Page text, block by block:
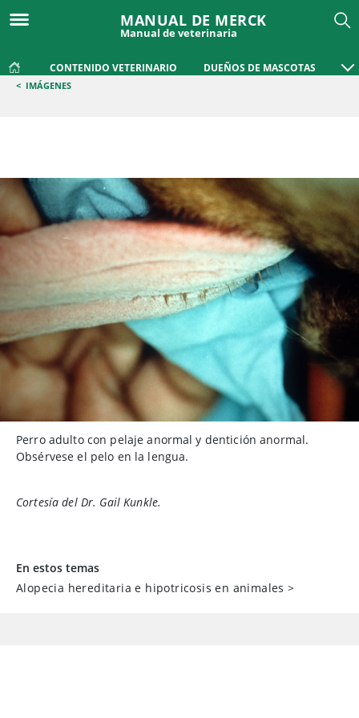
MANUAL DE MERCK
Manual de veterinaria
CONTENIDO VETERINARIO DUEÑOS DE MASCOTAS
< IMÁGENES
Perro adulto con pelaje anormal y dentición anormal.
Obsérvese el pelo en la lengua.
Cortesía del Dr. Gail Kunkle.
En estos temas
Alopecia hereditaria e hipotricosis en animales >